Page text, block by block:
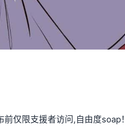
仅限支援者访问,自由度soap！